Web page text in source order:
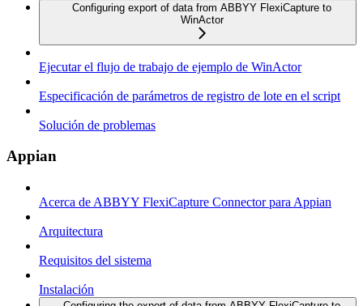
Configuring export of data from ABBYY FlexiCapture to
WinActor
Ejecutar el flujo de trabajo de ejemplo de WinActor
Especificación de parámetros de registro de lote en el script
Solución de problemas
Appian
Acerca de ABBYY FlexiCapture Connector para Appian
Arquitectura
Requisitos del sistema
Instalación